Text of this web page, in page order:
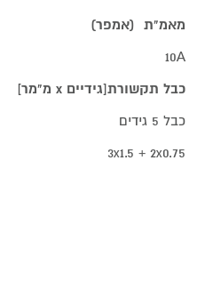
מאמ"ת (אמפר)
10A
כבל תקשורת[גידיים x מ"מר]
כבל 5 גידים
3x1.5 + 2x0.75